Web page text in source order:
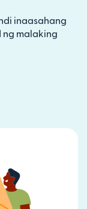
inaasahang
ng malaking